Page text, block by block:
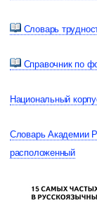
Словарь
Справочник по
Национальный
Словарь Академии
расположенный